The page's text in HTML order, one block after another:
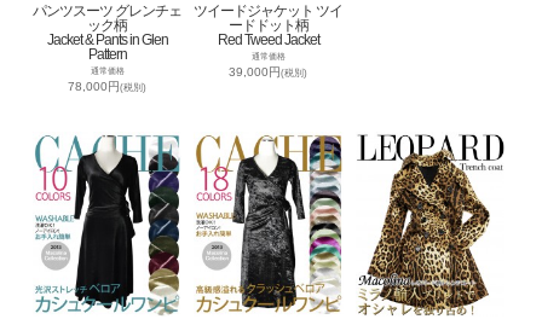
パンツスーツ グレンチェ
ック柄
Jacket & Pants in Glen
Pattern
通常価格
78,000円(税別)
ツイードジャケット ツイ
ードドット柄
Red Tweed Jacket
通常価格
39,000円(税別)